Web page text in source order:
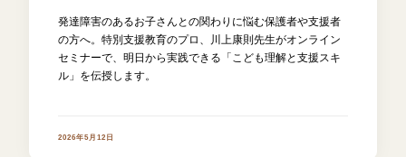
発達障害のあるお子さんとの関わりに悩む保護者や支援者
の方へ。特別支援教育のプロ、川上康則先生がオンライン
セミナーで、明日から実践できる「こども理解と支援スキ
ル」を伝授します。
2026年5月12日